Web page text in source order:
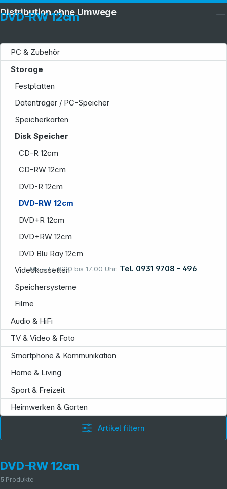
Mo. – Fr. 8:00 bis 17:00 Uhr: Tel. 0931 9708 - 496
DVD-RW 12cm
PC & Zubehör
Storage
Festplatten
Datenträger / PC-Speicher
Speicherkarten
Disk Speicher
CD-R 12cm
CD-RW 12cm
DVD-R 12cm
DVD-RW 12cm
DVD+R 12cm
DVD+RW 12cm
DVD Blu Ray 12cm
Videokassetten
Speichersysteme
Filme
Audio & HiFi
TV & Video & Foto
Smartphone & Kommunikation
Home & Living
Sport & Freizeit
Heimwerken & Garten
Artikel filtern
DVD-RW 12cm
5 Produkte
Distribution ohne Umwege
Informationen
Rechtliches
Folgen Sie uns auf